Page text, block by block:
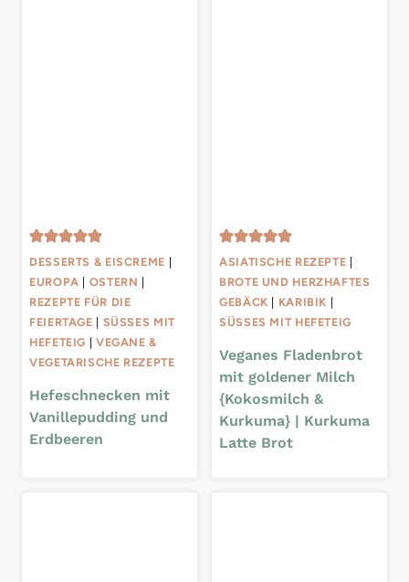
DESSERTS & EISCREME
EUROPA
OSTERN
REZEPTE FÜR DIE
FEIERTAGE
SÜSSES MIT H
EFETEIG
VEGANE &
VEGETARISCHE REZEPTE
Hefeschnecken mit
Vanillepudding und
Erdbeeren
ASIATISCHE REZEPTE
BROTE UND HERZHAFTES
GEBÄCK
KARIBIK
SÜSSES MIT HEFETEIG
Veganes Fladenbrot
mit goldener Milch
{Kokosmilch &
Kurkuma} | Kurkuma
Latte Brot